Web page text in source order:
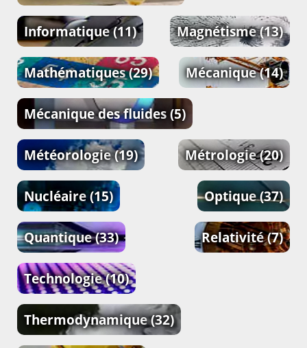
Informatique(11) Magnétisme(13)
Mathématiques(29) Mécanique(14)
Mécanique des fluides (5)
Météorologie(19) Métrologie(20)
Nucléaire(15) Optique(37)
Quantique(33) Relativité(7)
Technologie(10)
Thermodynamique(32)